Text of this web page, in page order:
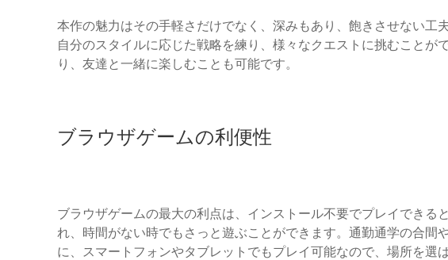
本作の魅力はその手軽さだけでなく、深みもあり、飽きさせない工
自分のスタイルに応じた戦略を練り、様々なクエストに挑むことが
り、友達と一緒に楽しむことも可能です。
ブラウザゲームの利便性
ブラウザゲームの最大の利点は、インストール不要でプレイできる
れ、時間がない時でもさっと遊ぶことができます。通勤通学の合間
に、スマートフォンやタブレットでもプレイ可能なので、場所を選